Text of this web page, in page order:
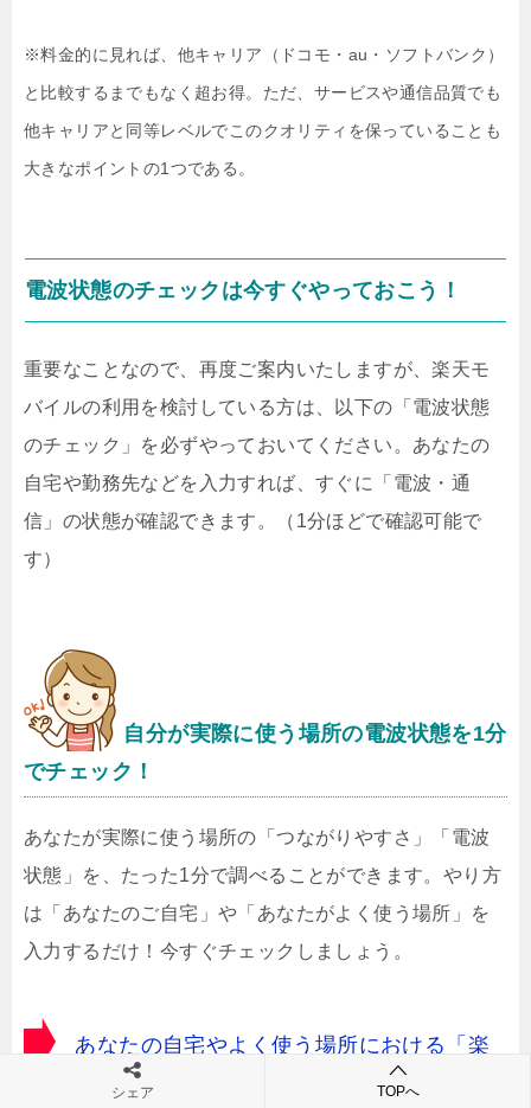
※料金的に見れば、他キャリア（ドコモ・au・ソフトバンク）
と比較するまでもなく超お得。ただ、サービスや通信品質でも
他キャリアと同等レベルでこのクオリティを保っていることも
大きなポイントの1つである。
電波状態のチェックは今すぐやっておこう！
重要なことなので、再度ご案内いたしますが、楽天モ
バイルの利用を検討している方は、以下の「電波状態
のチェック」を必ずやっておいてください。あなたの
自宅や勤務先などを入力すれば、すぐに「電波・通
信」の状態が確認できます。（1分ほどで確認可能で
す）
自分が実際に使う場所の電波状態を1分
でチェック！
あなたが実際に使う場所の「つながりやすさ」「電波
状態」を、たった1分で調べることができます。やり方
は「あなたのご自宅」や「あなたがよく使う場所」を
入力するだけ！今すぐチェックしましょう。
あなたの自宅やよく使う場所における「楽
天モバイルのつながりやすさ」を今すぐチェッ
シェア TOPへ